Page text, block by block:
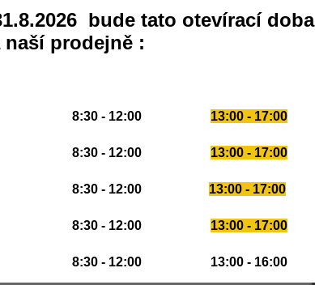
bude tato otevírací doba
naší prodejně :
8:30 - 12:00 13:00 - 17:00
8:30 - 12:00 13:00 - 17:00
8:30 - 12:00 13:00 - 17:00
8:30 - 12:00 13:00 - 17:00
8:30 - 12:00 13:00 - 16:00